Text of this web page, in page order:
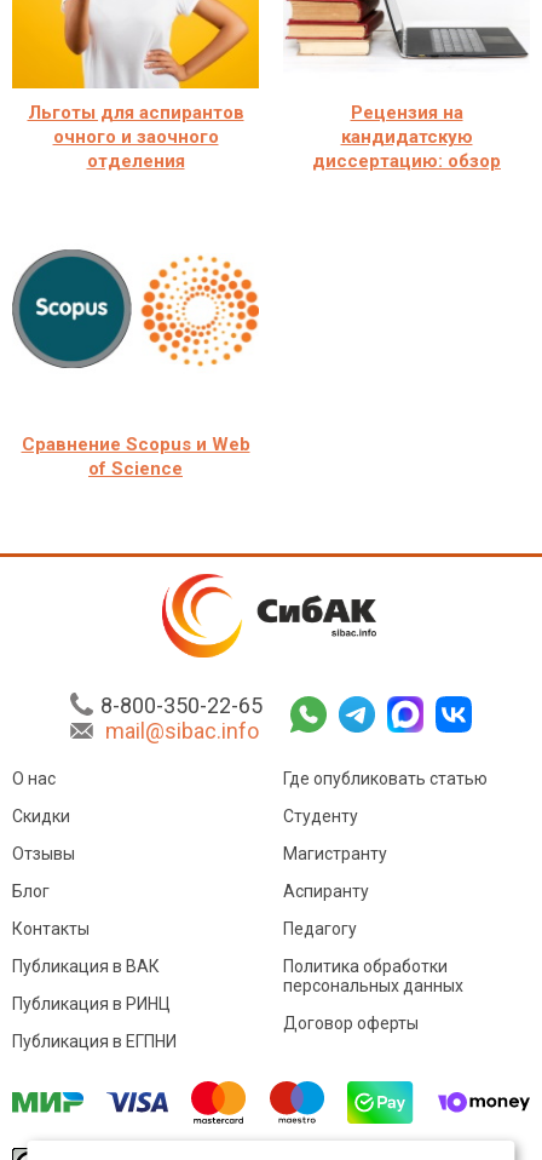
Льготы для аспирантов
очного и заочного
отделения
Рецензия на
кандидатскую
диссертацию: обзор
Сравнение Scopus и Web
of Science
8-800-350-22-65
mail@sibac.info
О нас
Скидки
Отзывы
Блог
Контакты
Где опубликовать статью
Студенту
Магистранту
Аспиранту
Педагогу
Публикация в ВАК
Публикация в РИНЦ
Публикация в ЕГПНИ
Политика обработки
персональных данных
Договор оферты